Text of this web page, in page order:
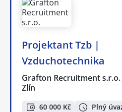
Projektant Tzb |
Vzduchotechnika
Grafton Recruitment s.r.o.
Zlín
60 000 Kč Plný